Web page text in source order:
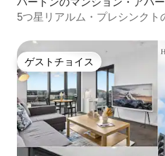
5つ星リアルム・プレシンクト
ゲストチョイス
ゲストチョイス